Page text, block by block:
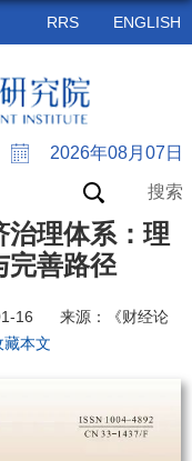
RRS ENGLISH
2026年08月07日
搜索
治理体系：理
完善路径
16
来源：《财经论
藏本文